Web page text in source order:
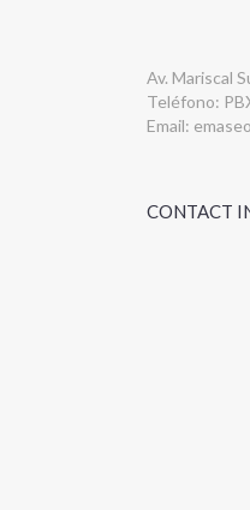
Av. Mariscal
Teléfono:
Email:
CONTACT